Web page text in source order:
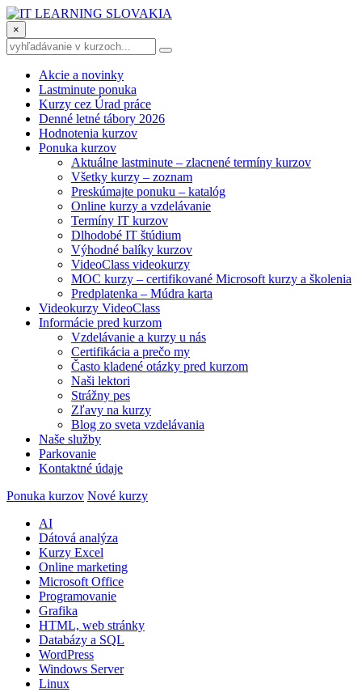
×
Akcie a novinky
Lastminute ponuka
Kurzy cez Úrad práce
Denné letné tábory 2026
Hodnotenia kurzov
Ponuka kurzov
Aktuálne lastminute – zlacnené termíny kurzov
Všetky kurzy – zoznam
Preskúmajte ponuku – katalóg
Online kurzy a vzdelávanie
Termíny IT kurzov
Dlhodobé IT štúdium
Výhodné balíky kurzov
VideoClass videokurzy
MOC kurzy – certifikované Microsoft kurzy a školenia
Predplatenka – Múdra karta
Videokurzy VideoClass
Informácie pred kurzom
Vzdelávanie a kurzy u nás
Certifikácia a prečo my
Často kladené otázky pred kurzom
Naši lektori
Strážny pes
Zľavy na kurzy
Blog zo sveta vzdelávania
Naše služby
Parkovanie
Kontaktné údaje
Ponuka kurzov Nové kurzy
AI
Dátová analýza
Kurzy Excel
Online marketing
Microsoft Office
Programovanie
Grafika
HTML, web stránky
Databázy a SQL
WordPress
Windows Server
Linux